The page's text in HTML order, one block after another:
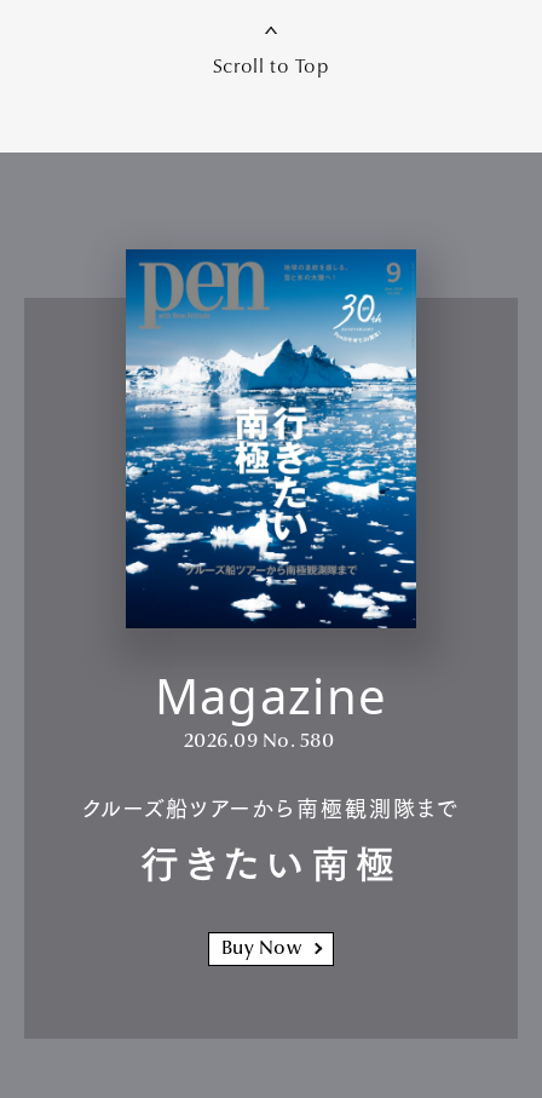
Scroll to Top
Magazine
2026.09 No. 580
クルーズ船ツアーから南極観測隊まで
行きたい南極
Buy Now